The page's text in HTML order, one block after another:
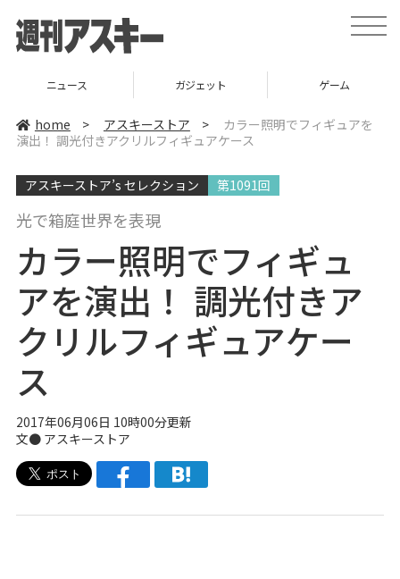
t
o
v
ニュース ガジェット ゲーム
home > アスキーストア >
カラー照明でフィギュアを
演出！ 調光付きアクリルフィギュアケース
アスキーストア’s セレクション 第1091回
光で箱庭世界を表現
カラー照明でフィギュ
アを演出！ 調光付きア
クリルフィギュアケー
ス
2017年06月06日 10時00分更新
文● アスキーストア